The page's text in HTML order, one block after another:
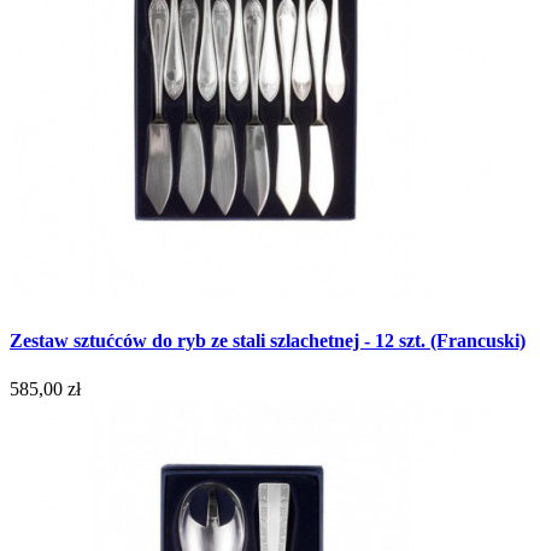
Zestaw sztućców do ryb ze stali szlachetnej - 12 szt. (Francuski)
585,00 zł